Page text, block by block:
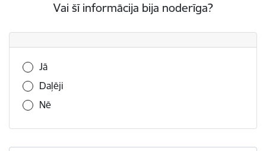
Vai šī informācija bija noderīga?
Vai šī informācija bija noderīga?
Jā
Daļēji
Nē